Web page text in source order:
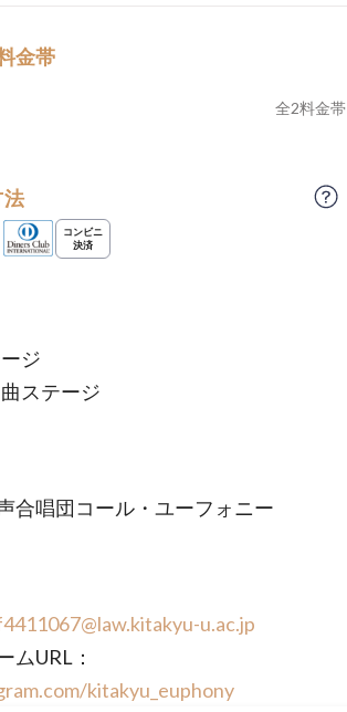
金帯
全2料金帯
法
ジ
ステージ
合唱団コール・ユーフォニー
u.ac.jp
ムURL：
kitakyu_euphony